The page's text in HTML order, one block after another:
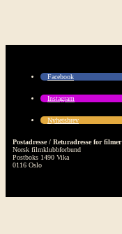
Facebook
Instagram
Nyhetsbrev
Postadresse / Returadresse for filmer
Norsk filmklubbforbund
Postboks 1490 Vika
0116 Oslo